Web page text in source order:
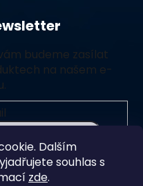
Dalším
souhlas s
zde.
budeme zasílat
na našem e-
podmínkami ochrany